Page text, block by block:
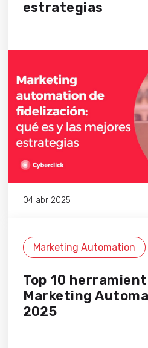
estrategias
04 abr 2025
Marketing Automation
Top 10
Marketing
2025